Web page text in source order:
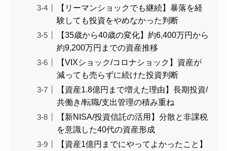
【リーマンショックでも継続】暴落を経
験しても投資をやめなかった判断
【35歳から40歳の変化】約6,400万円から
約9,200万円までの資産推移
【VIXショック/コロナショック】資産が
減っても売らずに続けた投資判断
【資産1.8億円まで増えた理由】長期投資/
共働き/転職/支出管理の積み重ね
【新NISA/投資信託の活用】分散と非課税
を意識した40代の資産形成
【資産1億円までにやってよかったこと】